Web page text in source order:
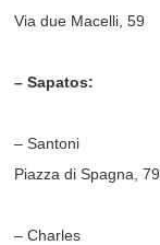
Via due Macelli, 59
– Sapatos:
– Santoni
Piazza di Spagna, 79
– Charles